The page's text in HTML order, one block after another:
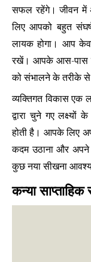
सफल रहेंगे। जीवन में
लिए आपको बहुत
लायक होगा। आप
रखें। आपके आस-पास के
को संभालने के तरीके से
व्यक्तिगत विकास एक
द्वारा चुने गए लक्ष्यों
होती है। आपके लिए
कदम उठाना और
कुछ नया सीखना
कन्या